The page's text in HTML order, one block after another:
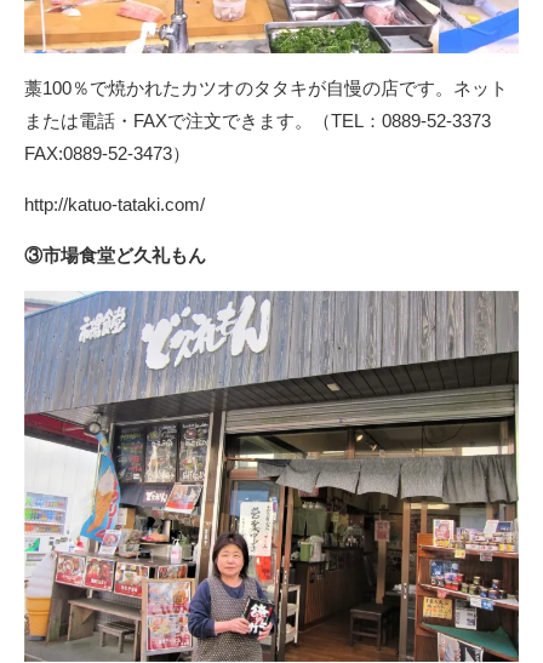
藁100％で焼かれたカツオのタタキが自慢の店です。ネット
または電話・FAXで注文できます。（TEL：0889-52-3373
FAX:0889-52-3473）
http://katuo-tataki.com/
③市場食堂ど久礼もん